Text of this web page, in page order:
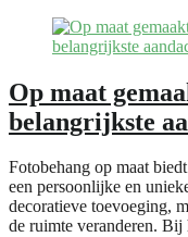
Op maat
belangrijkste
Fotobehang op maat
een persoonlijke en
decoratieve toevoeging,
de ruimte veranderen.